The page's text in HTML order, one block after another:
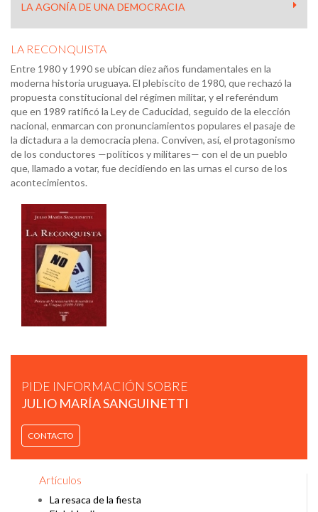
LA AGONÍA DE UNA DEMOCRACIA
LA RECONQUISTA
Entre 1980 y 1990 se ubican diez años fundamentales en la
moderna historia uruguaya. El plebiscito de 1980, que rechazó la
propuesta constitucional del régimen militar, y el referéndum
que en 1989 ratificó la Ley de Caducidad, seguido de la elección
nacional, enmarcan con pronunciamientos populares el pasaje de
la dictadura a la democracia plena. Conviven, así, el protagonismo
de los conductores —políticos y militares— con el de un pueblo
que, llamado a votar, fue decidiendo en las urnas el curso de los
acontecimientos.
PIDE INFORMACIÓN SOBRE
JULIO MARÍA SANGUINETTI
CONTACTO
Artículos
La resaca de la fiesta
CONFERENCIA DE JULIO MARÍA SANGUINETTI EN
CÍRCULO DE MONTEVIDEO